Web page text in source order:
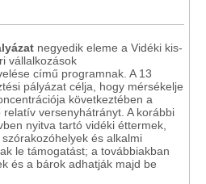
negyedik eleme a Vidéki kis-
vállalkozások
című programnak. A 13
pályázat célja, hogy mérsékelje
következtében a
versenyhátrányt. A korábbi
nyitva tartó vidéki éttermek,
és alkalmi
le támogatást; a továbbiakban
és a bárok adhatják majd be